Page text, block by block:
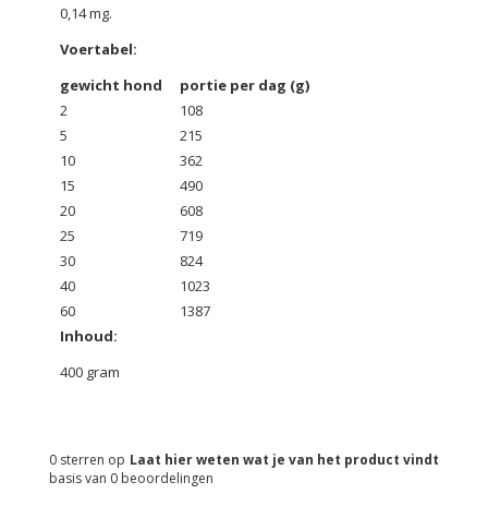
0,14 mg.
Voertabel:
gewicht hond
portie per dag (g)
2
108
5
215
10
362
15
490
20
608
25
719
30
824
40
1023
60
1387
Inhoud:
400 gram
Laat hier weten wat je van het product vindt
0 sterren op
basis van 0 beoordelingen